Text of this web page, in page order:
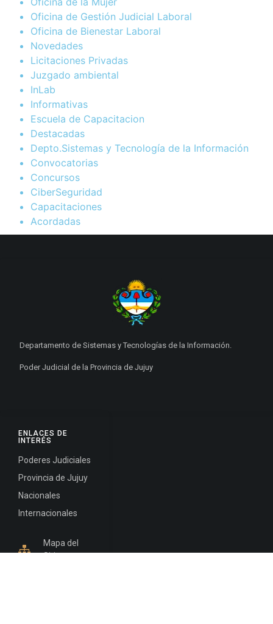
Oficina de Gestión Judicial Laboral
Oficina de Bienestar Laboral
Novedades
Licitaciones Privadas
Juzgado ambiental
InLab
Informativas
Escuela de Capacitacion
Destacadas
Depto.Sistemas y Tecnología de la Información
Convocatorias
Concursos
CiberSeguridad
Capacitaciones
Acordadas
ENLACES DE
INTERÉS
Poderes Judiciales
Provincia de Jujuy
Nacionales
Internacionales
Mapa del
Sitio
Departamento de Sistemas y Tecnologías de la Información.
Poder Judicial de la Provincia de Jujuy